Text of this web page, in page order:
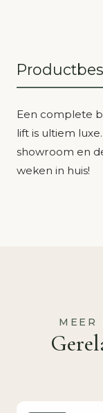
Een complete
lift is ultiem
showroom en
weken in huis!
MEER